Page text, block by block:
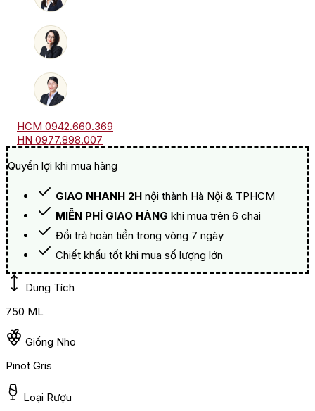
HCM 0942.660.369
HN 0977.898.007
Quyền lợi khi mua hàng
GIAO NHANH 2H nội thành Hà Nội & TPHCM
MIỄN PHÍ GIAO HÀNG khi mua trên 6 chai
Đổi trả hoàn tiền trong vòng 7 ngày
Chiết khấu tốt khi mua số lượng lớn
Dung Tích
750 ML
Giống Nho
Pinot Gris
Loại Rượu